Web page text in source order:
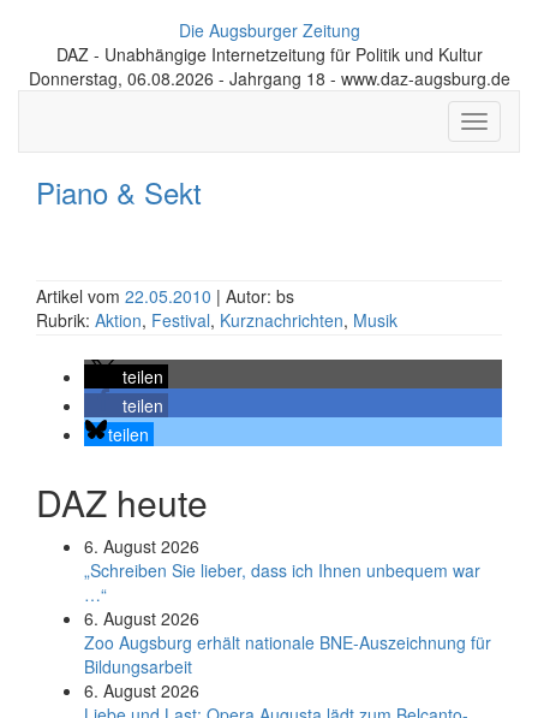
Die Augsburger Zeitung
DAZ - Unabhängige Internetzeitung für Politik und Kultur
Donnerstag, 06.08.2026 - Jahrgang 18 - www.daz-augsburg.de
Toggle
Piano & Sekt
Artikel vom 22.05.2010 | Autor: bs
Rubrik: Aktion, Festival, Kurznachrichten, Musik
teilen
teilen
teilen
DAZ heute
6. August 2026
„Schreiben Sie lieber, dass ich Ihnen unbequem war
…“
6. August 2026
Zoo Augsburg erhält nationale BNE-Auszeichnung für
Bildungsarbeit
6. August 2026